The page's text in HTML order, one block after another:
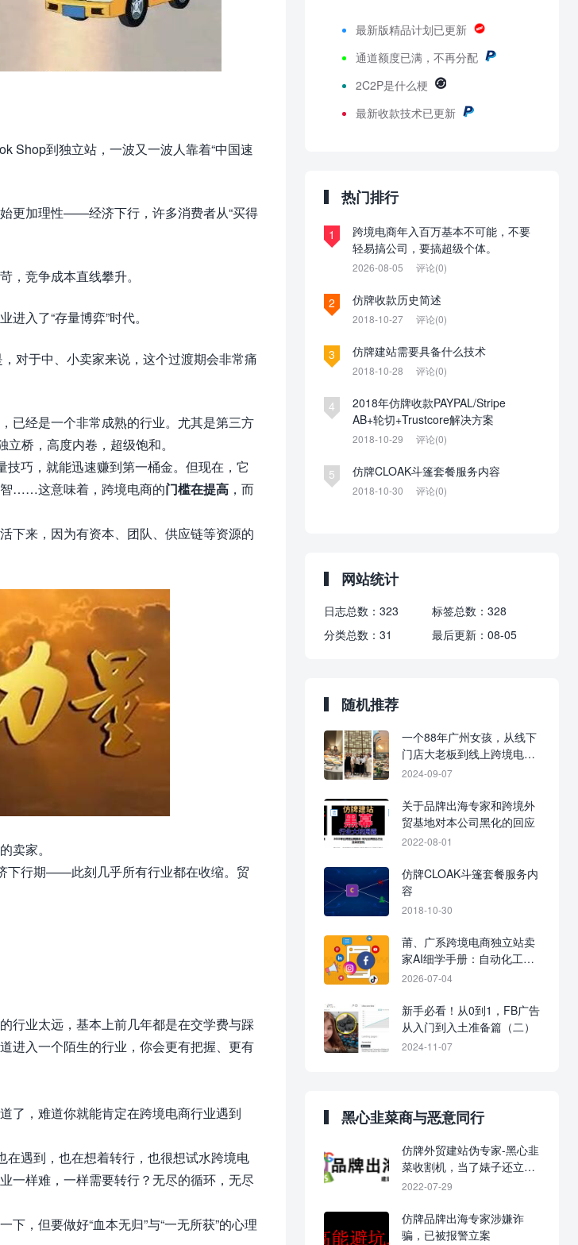
Shop到独立站，一波又一波人靠着“中国速
更加理性——经济下行，许多消费者从“买得
，竞争成本直线攀升。
入了“存量博弈”时代。
对于中、小卖家来说，这个过渡期会非常痛
已经是一个非常成熟的行业。尤其是第三方
桥，高度内卷，超级饱和。
技巧，就能迅速赚到第一桶金。但现在，它
智……这意味着，跨境电商的门槛在提高 ，而
下来，因为有资本、团队、供应链等资源的
卖家。
下行期——此刻几乎所有行业都在收缩。贸
行业太远，基本上前几年都是在交学费与踩
进入一个陌生的行业，你会更有把握、更有
了，难道你就能肯定在跨境电商行业遇到
在遇到，也在想着转行，也很想试水跨境电
一样难，一样需要转行？无尽的循环，无尽
，但要做好“血本无归”与“一无所获”的心理
最新版精品计划已更新
通道额度已满，不再分配
2C2P是什么梗
最新收款技术已更新
热门排行
1
跨境电商年入百万基本不可能，不要
轻易搞公司，要搞超级个体。
2026-08-05 评论(0)
2 仿牌收款历史简述
2018-10-27 评论(0)
3 仿牌建站需要具备什么技术
2018-10-28 评论(0)
4
2018年仿牌收款PAYPAL/Stripe
AB+轮切+Trustcore解决方案
2018-10-29 评论(0)
5 仿牌CLOAK斗篷套餐服务内容
2018-10-30 评论(0)
网站统计
日志总数： 323 标签总数： 328
分类总数： 31 最后更新： 08-05
随机推荐
一个88年广州女孩，从线下
门店大老板到线上跨境电商
外贸小批的逆袭之路
2024-09-07
关于品牌出海专家和跨境外
贸基地对本公司黑化的回应
2022-08-01
仿牌CLOAK斗篷套餐服务内
容
2018-10-30
莆、广系跨境电商独立站卖
家AI细学手册：自动化工作
流
2026-07-04
新手必看！从0到1，FB广告
从入门到入土准备篇（二）
2024-11-07
黑心韭菜商与恶意同行
仿牌外贸建站伪专家-黑心韭
菜收割机，当了婊子还立牌
坊！
2022-07-29
仿牌品牌出海专家涉嫌诈
骗，已被报警立案